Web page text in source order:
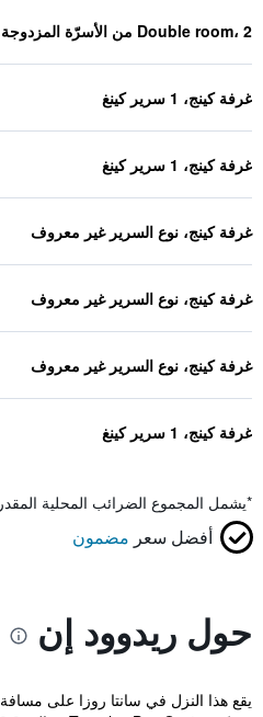
Double room، 2 من الأسرّة المزدوجة
غرفة كينج، 1 سرير كينغ
غرفة كينج، 1 سرير كينغ
غرفة كينج، نوع السرير غير معروف
غرفة كينج، نوع السرير غير معروف
غرفة كينج، نوع السرير غير معروف
غرفة كينج، 1 سرير كينغ
*يشمل المجموع الضرائب المحلية
أفضل سعر مضمون
حول ريدوود إن